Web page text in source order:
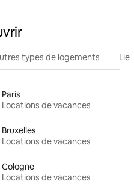
types de logements
Paris
Locations de vacances
Bruxelles
Locations de vacances
Cologne
Locations de vacances